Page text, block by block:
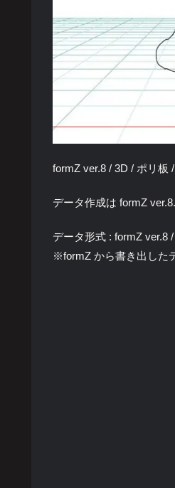
formZ ver.8 / 3D / ポリ板
データ作成は formZ
データ形式 : formZ ver.8
※formZ から書き出した